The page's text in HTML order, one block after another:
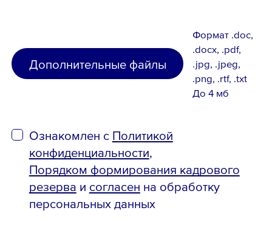
Дополнительные файлы
Формат .doc,
.docx, .pdf,
.jpg, .jpeg,
.png, .rtf, .txt
До 4 мб
Ознакомлен с Политикой
конфиденциальности,
Порядком формирования кадрового
резерва и согласен на обработку
персональных данных